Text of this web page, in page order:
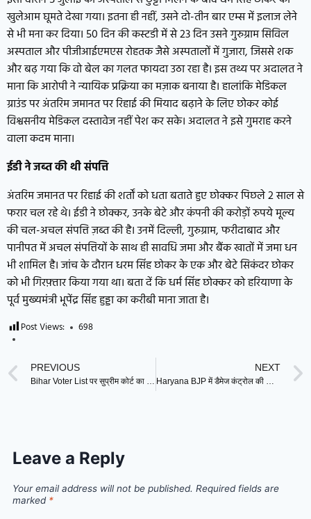
खुलेआम घूमते देखा गया। इतना ही नहीं, उसने दो-तीन बार एम्स में इलाज लेने
से भी मना कर दिया। 50 दिन की कस्टडी में से 23 दिन उसने गुरुग्राम सिविल
अस्पताल और पीजीआईएमएस रोहतक जैसे अस्पतालों में गुजारा, जिससे शक
और बढ़ गया कि वो बेल का गलत फायदा उठा रहा है। इस तथ्य पर अदालत ने
माना कि आरोपी ने न्यायिक प्रक्रिया का मज़ाक बनाया है। हालांकि मेडिकल
ग्राउंड पर अंतरिम जमानत पर रिहाई की मियाद बढ़ाने के लिए छोकर कोई
विश्वसनीय मेडिकल दस्तावेज नहीं पेश कर सके। अदालत ने इसे गुमराह करने
वाला कदम माना।
ईडी ने जब्त की थी संपत्ति
अंतरिम जमानत पर रिहाई की शर्तों को धता बताते हुए छोक्कर पिछले 2 साल से
फरार चल रहे थे। ईडी ने छोक्कर, उनके बेटे और कंपनी की करोड़ों रुपये मूल्य
की चल-अचल संपत्ति ज़ब्त की है। उनमें दिल्ली, गुरुग्राम, फरीदाबाद और
पानीपत में अचल संपत्तियों के साथ ही सावधि जमा और बैंक खातों में जमा धन
भी शामिल है। जांच के दौरान धरम सिंह छोकर के एक और बेटे सिकंदर छोकर
को भी गिरफ़्तार किया गया था। बता दें कि धर्म सिंह छोक्कर को हरियाणा के
पूर्व मुख्यमंत्री भूपेंद्र सिंह हुड्डा का करीबी माना जाता है।
Post Views: 698
PREVIOUS NEXT
Leave a Reply
Your email address will not be published. Required fields are
marked *